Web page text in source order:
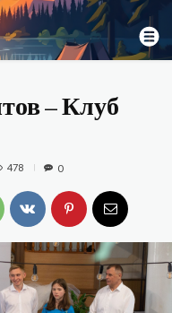
– Клуб
478 0